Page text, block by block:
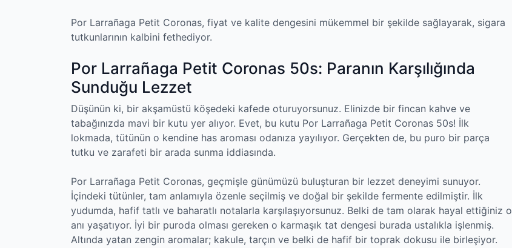
Por Larrañaga Petit Coronas, fiyat ve kalite dengesini mükemmel bir şekilde sağlayarak, sigara
tutkunlarının kalbini fethediyor.
Por Larrañaga Petit Coronas 50s: Paranın Karşılığında
Sunduğu Lezzet
Düşünün ki, bir akşamüstü köşedeki kafede oturuyorsunuz. Elinizde bir fincan kahve ve
tabağınızda mavi bir kutu yer alıyor. Evet, bu kutu Por Larrañaga Petit Coronas 50s! İlk
lokmada, tütünün o kendine has aroması odanıza yayılıyor. Gerçekten de, bu puro bir parça
tutku ve zarafeti bir arada sunma iddiasında.
Por Larrañaga Petit Coronas, geçmişle günümüzü buluşturan bir lezzet deneyimi sunuyor.
İçindeki tütünler, tam anlamıyla özenle seçilmiş ve doğal bir şekilde fermente edilmiştir. İlk
yudumda, hafif tatlı ve baharatlı notalarla karşılaşıyorsunuz. Belki de tam olarak hayal ettiğiniz o
anı yaşatıyor. İyi bir puroda olması gereken o karmaşık tat dengesi burada ustalıkla işlenmiş.
Altında yatan zengin aromalar; kakule, tarçın ve belki de hafif bir toprak dokusu ile birleşiyor.